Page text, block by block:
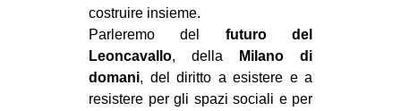
GENERI
MIGRAZIONI
PRECARIATO
REPRESSIONE
costruire insieme.
Parleremo del futuro del
Leoncavallo, della
Milano di
domani, del diritto a esistere e a
resistere per gli spazi sociali e per